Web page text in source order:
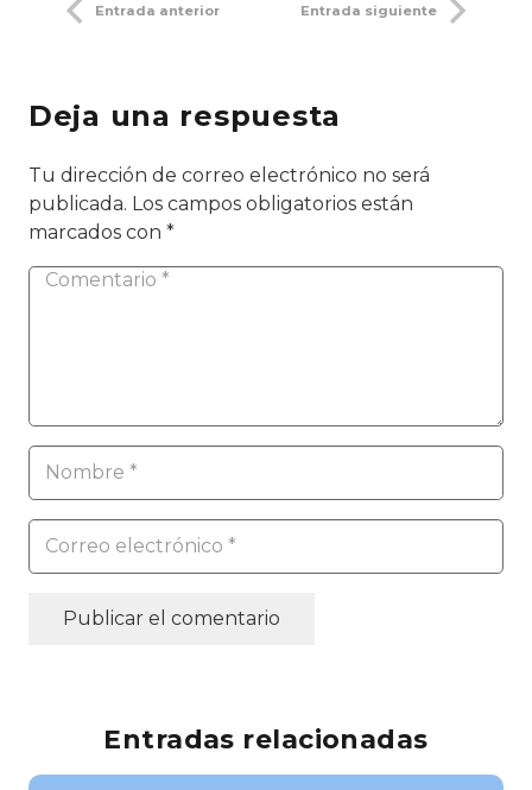
Entrada anterior Entrada siguiente
Deja una respuesta
Tu dirección de correo electrónico no será
publicada. Los campos obligatorios están
marcados con *
Publicar el comentario
Entradas relacionadas